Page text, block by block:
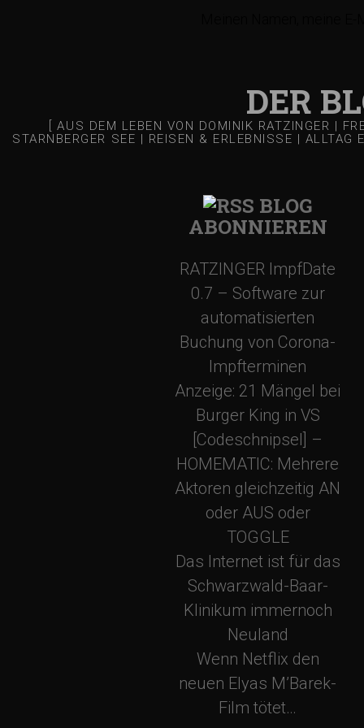
g
DER
[ AUS DEM LEBEN VON DOMINIK RATZINGER |
STARNBERGER SEE | REISEN & ERLEBNISSE |
BLOG
ABONNIEREN
RATZINGER ImpfDate
0.7 – Software zur
automatisierten
Buchung von Corona-
Impfterminen
Anzeige: 21 Mängel bei
Burger King in VS
[Codeschnipsel] –
HOMEMATIC: Mehrere
Aktoren gleichzeitig AN
oder AUS oder
TOGGLE
Das Internet ist für das
Schwarzwald-Baar-
Klinikum immernoch
Neuland
Wenn Netflix den
neuen Elyas M’Barek-
Film tötet…